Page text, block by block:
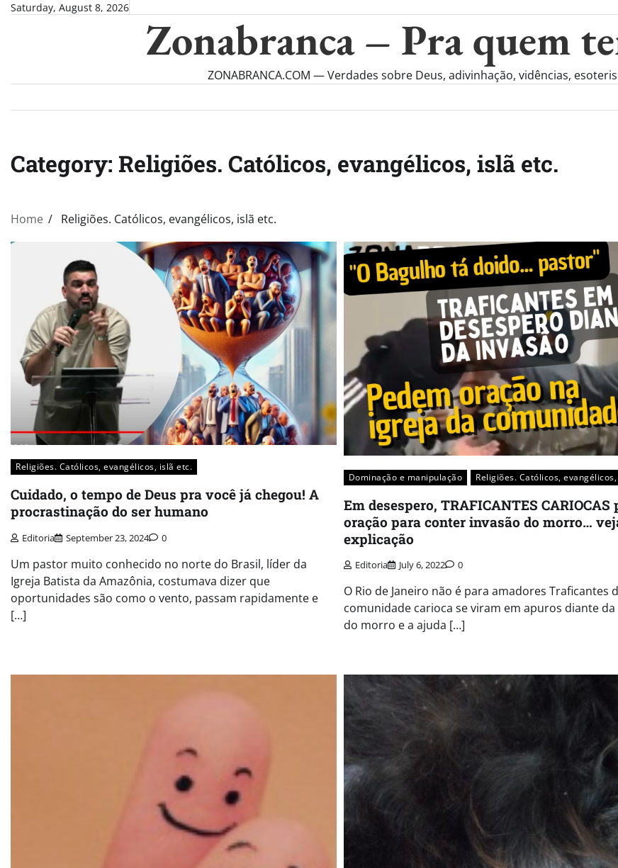
SkipSaturday, August 8, 2026
Zonabranca – Pra quem
ZONABRANCA.COM — Verdades sobre Deus, adivinhação, vidências,
Category: Religiões. Católicos, evangélicos, islã etc.
Home Religiões. Católicos, evangélicos, islã etc.
Religiões. Católicos, evangélicos, islã etc.
Cuidado, o tempo de Deus pra você já chegou! A
procrastinação do ser humano
Editoria September 23, 2024 0
Um pastor muito conhecido no norte do Brasil, líder da
Igreja Batista da Amazônia, costumava dizer que
oportunidades são como o vento, passam rapidamente e
[…]
Dominação e manipulação Religiões. Católicos,
Em desespero, TRAFICANTES CARIOCAS
oração para conter invasão do morro…
explicação
Editoria July 6, 2022 0
O Rio de Janeiro não é para amadores Traficantes
comunidade carioca se viram em apuros diante da
do morro e a ajuda […]